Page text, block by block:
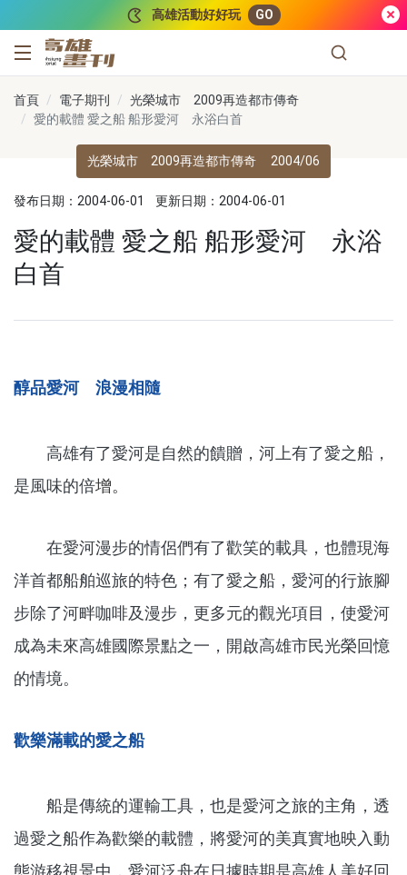
高雄活動好好玩 GO
高雄畫刊
首頁 電子期刊
光榮城市 2009再造都市傳奇
愛的載體 愛之船 船形愛河 永浴白首
光榮城市 2009再造都市傳奇 2004/06
發布日期：2004-06-01 更新日期：2004-06-01
愛的載體 愛之船 船形愛河 永浴
白首
醇品愛河 浪漫相隨
高雄有了愛河是自然的饋贈，河上有了愛之船，
是風味的倍增。
在愛河漫步的情侶們有了歡笑的載具，也體現海
洋首都船舶巡旅的特色；有了愛之船，愛河的行旅腳
步除了河畔咖啡及漫步，更多元的觀光項目，使愛河
成為未來高雄國際景點之一，開啟高雄市民光榮回憶
的情境。
歡樂滿載的愛之船
船是傳統的運輸工具，也是愛河之旅的主角，透
過愛之船作為歡樂的載體，將愛河的美真實地映入動
態游移視景中，愛河泛舟在日據時期是高雄人美好回